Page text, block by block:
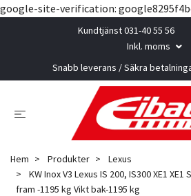
google-site-verification:
Kundtjänst 031-40 55 56
Inkl. moms
Snabb leverans / Säkra
Hem Produkter
Lexus
KW Inox V3 Lexus IS 200, IS300 XE1
fram -1195 kg Vikt bak-1195 kg